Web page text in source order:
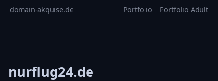
domain-akquise.de Portfolio Portfolio Adult
nurflug24.de